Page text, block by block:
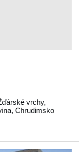
vrchy,
, Chrudimsko